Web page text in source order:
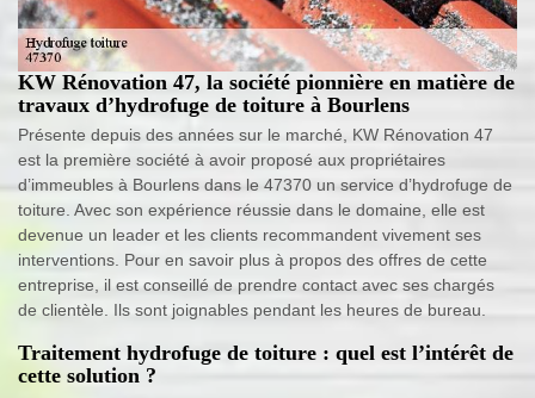
KW Rénovation 47, la société pionnière en matière de
travaux d’hydrofuge de toiture à Bourlens
Présente depuis des années sur le marché, KW Rénovation 47
est la première société à avoir proposé aux propriétaires
d’immeubles à Bourlens dans le 47370 un service d’hydrofuge de
toiture. Avec son expérience réussie dans le domaine, elle est
devenue un leader et les clients recommandent vivement ses
interventions. Pour en savoir plus à propos des offres de cette
entreprise, il est conseillé de prendre contact avec ses chargés
de clientèle. Ils sont joignables pendant les heures de bureau.
Traitement hydrofuge de toiture : quel est l’intérêt de
cette solution ?